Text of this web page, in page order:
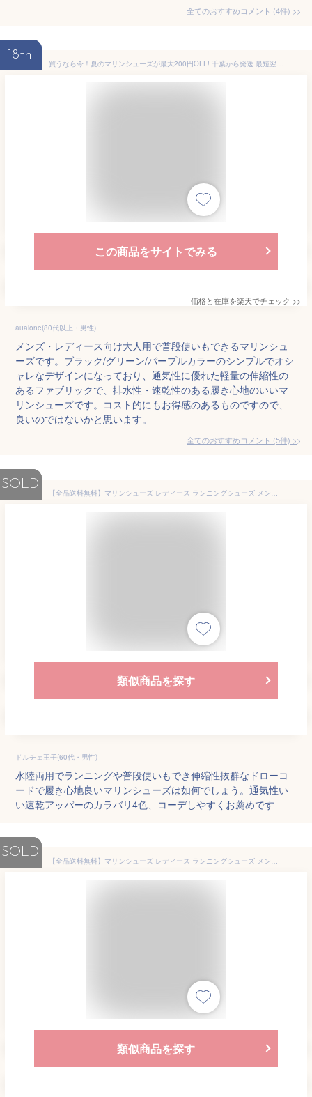
全てのおすすめコメント (4件) >
18th
買うなら今！夏のマリンシューズが最大200円OFF! 千葉から発送 最短翌日お届け マリンシューズ レディース メンズ ランニングシューズ 大人 アクアシューズ ヨガシューズ ジムシューズ トレーニングシューズ サーフシューズ ウォーターシューズ ダイビング 軽量 排水機能
この商品をサイトでみる
価格と在庫を楽天でチェック >>
aualone(80代以上・男性)
メンズ・レディース向け大人用で普段使いもできるマリンシュ
ーズです。ブラック/グリーン/パープルカラーのシンプルでオシ
ャレなデザインになっており、通気性に優れた軽量の伸縮性の
あるファブリックで、排水性・速乾性のある履き心地のいいマ
リンシューズです。コスト的にもお得感のあるものですので、
良いのではないかと思います。
全てのおすすめコメント (5件) >
SOLD
【全品送料無料】マリンシューズ レディース ランニングシューズ メンズ ヨガ トレーニング ジム シューズ 大人 アクアシューズ ウォーターシューズ ダイビング シュノーケリング ビーチシューズ サーフシューズ 軽量 通気 排水機能 柔軟性 スニーカー
類似商品を探す
ドルチェ王子(60代・男性)
水陸両用でランニングや普段使いもでき伸縮性抜群なドローコ
ードで履き心地良いマリンシューズは如何でしょう。通気性い
い速乾アッパーのカラバリ4色、コーデしやすくお薦めです
SOLD
【全品送料無料】マリンシューズ レディース ランニングシューズ メンズ ヨガ トレーニング ジム シューズ 大人 アクアシューズ ウォーターシューズ ダイビング シュノーケリング ビーチシューズ サーフシューズ 軽量 通気 排水機能 柔軟性 スニーカー
類似商品を探す